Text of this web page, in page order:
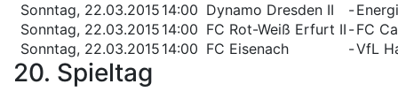
Sonntag, 22.03.2015 14:00 Dynamo Dresden II -
Sonntag, 22.03.2015 14:00 FC Rot-Weiß Erfurt II -FC
Sonntag, 22.03.2015 14:00 FC Eisenach -VfL
20. Spieltag